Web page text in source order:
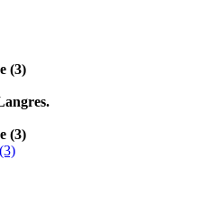
(3)
(3)